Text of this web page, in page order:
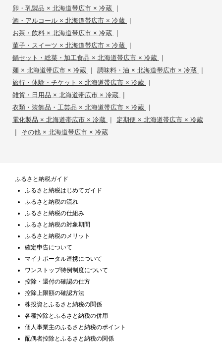
卵・乳製品 × 北海道帯広市 × 冷蔵 |
酒・アルコール × 北海道帯広市 × 冷蔵 |
お茶・飲料 × 北海道帯広市 × 冷蔵 |
菓子・スイーツ × 北海道帯広市 × 冷蔵 |
鍋セット・総菜・加工食品 × 北海道帯広市 × 冷蔵 |
麺 × 北海道帯広市 × 冷蔵 | 調味料・油 × 北海道帯広市 × 冷蔵 |
旅行・体験・チケット × 北海道帯広市 × 冷蔵 |
雑貨・日用品 × 北海道帯広市 × 冷蔵 |
衣類・装飾品・工芸品 × 北海道帯広市 × 冷蔵 |
電化製品 × 北海道帯広市 × 冷蔵 | 定期便 × 北海道帯広市 × 冷蔵
| その他 × 北海道帯広市 × 冷蔵
ふるさと納税ガイド
ふるさと納税はじめてガイド
ふるさと納税の流れ
ふるさと納税の仕組み
ふるさと納税の対象期間
ふるさと納税のメリット
確定申告について
マイナポータル連携について
ワンストップ特例制度について
控除・還付の確認の仕方
控除上限額の確認方法
株投資とふるさと納税の関係
各種控除とふるさと納税の併用
個人事業主のふるさと納税のポイント
配偶者控除とふるさと納税の関係